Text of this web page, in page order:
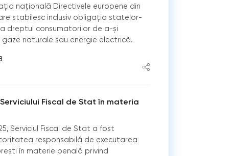
națională Directivele europene din
stabilesc inclusiv obligația statelor-
dreptul consumatorilor de a-și
gaze naturale sau energie electrică.
Fiscal de Stat în materia
Serviciul Fiscal de Stat a fost
responsabilă de executarea
în materie penală privind